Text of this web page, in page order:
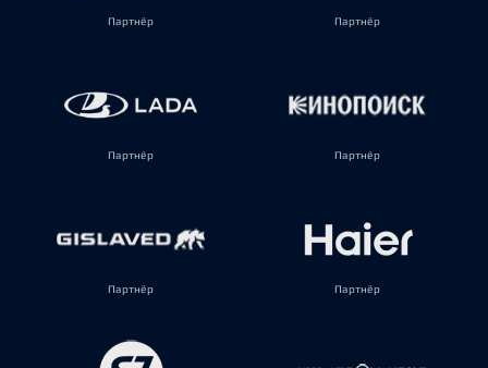
Партнёр Партнёр
Партнёр Партнёр
Партнёр Партнёр